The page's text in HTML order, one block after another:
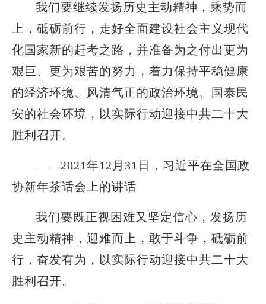
我们要继续发扬历史主动精神，乘势而
上，砥砺前行，走好全面建设社会主义现代
化国家新的赶考之路，并准备为之付出更为
艰巨、更为艰苦的努力，着力保持平稳健康
的经济环境、风清气正的政治环境、国泰民
安的社会环境，以实际行动迎接中共二十大
胜利召开。
——2021年12月31日，习近平在全国政
协新年茶话会上的讲话
我们要既正视困难又坚定信心，发扬历
史主动精神，迎难而上，敢于斗争，砥砺前
行，奋发有为，以实际行动迎接中共二十大
胜利召开。